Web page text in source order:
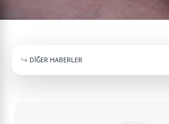
DİĞER HABERLER